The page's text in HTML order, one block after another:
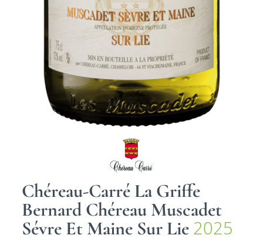
Chéreau-Carré La Griffe
Bernard Chéreau Muscadet
Sévre Et Maine Sur Lie 2025